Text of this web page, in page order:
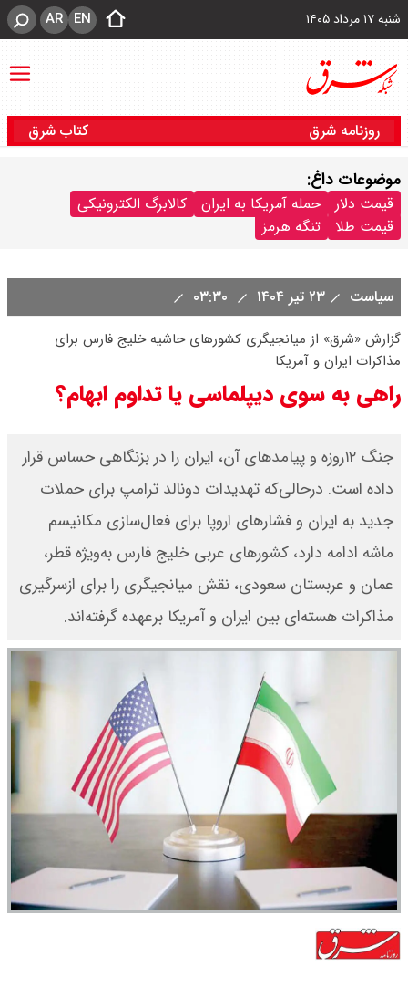
شنبه ۱۷ مرداد ۱۴۰۵ EN
AR
روزنامه شرق کتاب شرق
موضوعات داغ:
قیمت دلار حمله آمریکا به ایران
کالابرگ الکترونیکی
قیمت طلا
تنگه هرمز
سیاست ۲۳ تیر ۱۴۰۴
گزارش «شرق» از میانجیگری کشورهای حاشیه خلیج فارس برای
مذاکرات ایران و آمریکا
راهی به سوی دیپلماسی یا تداوم ابهام؟
جنگ ۱۲روزه و پیامدهای آن، ایران را در بزنگاهی حساس قرار
داده است. درحالی‌که تهدیدات دونالد ترامپ برای حملات
جدید به ایران و فشارهای اروپا برای فعال‌سازی مکانیسم
ماشه ادامه دارد، کشورهای عربی خلیج فارس به‌ویژه قطر،
عمان و عربستان سعودی، نقش میانجیگری را برای ازسرگیری
مذاکرات هسته‌ای بین ایران و آمریکا برعهده گرفته‌اند.